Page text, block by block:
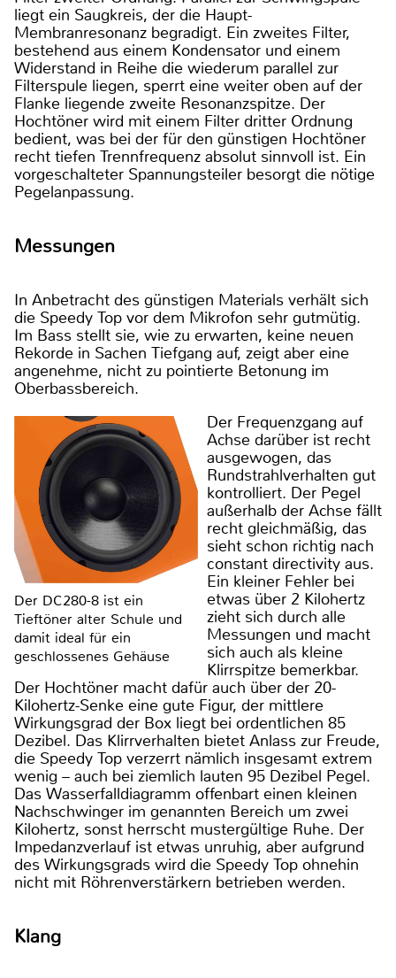
liegt ein Saugkreis, der die Haupt-
Membranresonanz begradigt. Ein zweites Filter,
bestehend aus einem Kondensator und einem
Widerstand in Reihe die wiederum parallel zur
Filterspule liegen, sperrt eine weiter oben auf der
Flanke liegende zweite Resonanzspitze. Der
Hochtöner wird mit einem Filter dritter Ordnung
bedient, was bei der für den günstigen Hochtöner
recht tiefen Trennfrequenz absolut sinnvoll ist. Ein
vorgeschalteter Spannungsteiler besorgt die nötige
Pegelanpassung.
Messungen
In Anbetracht des günstigen Materials verhält sich
die Speedy Top vor dem Mikrofon sehr gutmütig.
Im Bass stellt sie, wie zu erwarten, keine neuen
Rekorde in Sachen Tiefgang auf, zeigt aber eine
angenehme, nicht zu pointierte Betonung im
Oberbassbereich.
Der DC280-8 ist ein
Tieftöner alter Schule und
damit ideal für ein
geschlossenes Gehäuse
Der Frequenzgang auf
Achse darüber ist recht
ausgewogen, das
Rundstrahlverhalten gut
kontrolliert. Der Pegel
außerhalb der Achse fällt
recht gleichmäßig, das
sieht schon richtig nach
constant directivity aus.
Ein kleiner Fehler bei
etwas über 2 Kilohertz
zieht sich durch alle
Messungen und macht
sich auch als kleine
Klirrspitze bemerkbar.
Der Hochtöner macht dafür auch über der 20-
Kilohertz-Senke eine gute Figur, der mittlere
Wirkungsgrad der Box liegt bei ordentlichen 85
Dezibel. Das Klirrverhalten bietet Anlass zur Freude,
die Speedy Top verzerrt nämlich insgesamt extrem
wenig – auch bei ziemlich lauten 95 Dezibel Pegel.
Das Wasserfalldiagramm offenbart einen kleinen
Nachschwinger im genannten Bereich um zwei
Kilohertz, sonst herrscht mustergültige Ruhe. Der
Impedanzverlauf ist etwas unruhig, aber aufgrund
des Wirkungsgrads wird die Speedy Top ohnehin
nicht mit Röhrenverstärkern betrieben werden.
Klang